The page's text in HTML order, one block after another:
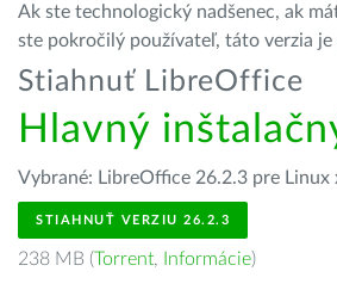
Ak ste technologický nadšenec, ak
ste pokročilý používateľ, táto verzia je
Stiahnuť LibreOffice
Hlavný
Vybrané: LibreOffice 26.2.3 pre Linux
STIAHNUŤ VERZIU 26.2.3
238 MB (Torrent, Informácie)